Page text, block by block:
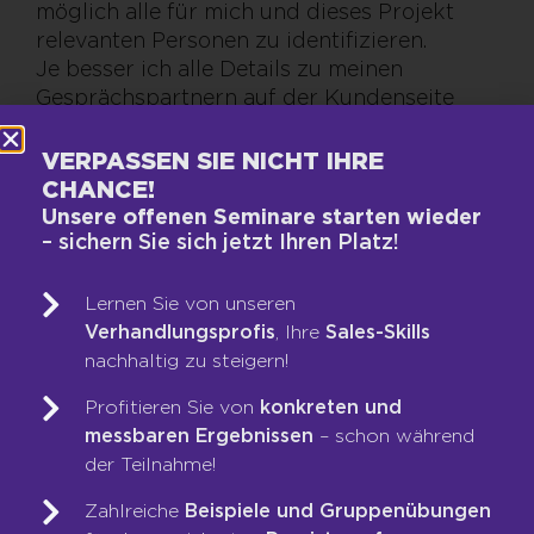
möglich alle für mich und dieses Projekt
relevanten Personen zu identifizieren.
Je besser ich alle Details zu meinen
Gesprächspartnern auf der Kundenseite
Team dieses Projekt entwickeln und zum
Abschluss bringen.
Ein kleiner Tipp:Ich kann die Teilnehmer aus
den unterschiedlichen Bereichen auch sehr
charakterisieren – ist es ein roter Typ, ein
rot–gelber oder eher ein grün–blauer Typ?
FAZIT:
Zusätzlich zu der üblichen
viele Informationen notwendig. Neben den
VERPASSEN SIE NICHT IHRE
CHANCE!
Unsere offenen Seminare starten wieder
– sichern Sie sich jetzt Ihren Platz!
Lernen Sie von unseren
Verhandlungsprofis , IhreSales-Skills
nachhaltig zu steigern!
Profitieren Sie von konkreten und
messbaren Ergebnissen – schon während
der Teilnahme!
Zahlreiche Beispiele und Gruppenübungen